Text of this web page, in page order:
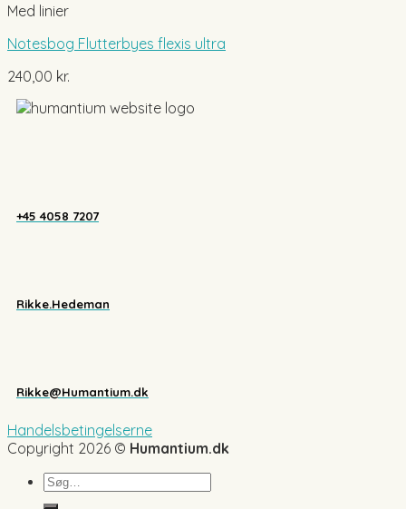
Med linier
Notesbog Flutterbyes flexis ultra
240,00 kr.
+45 4058 7207
Rikke.Hedeman
Rikke@Humantium.dk
Handelsbetingelserne
Copyright 2026 © Humantium.dk
Søg